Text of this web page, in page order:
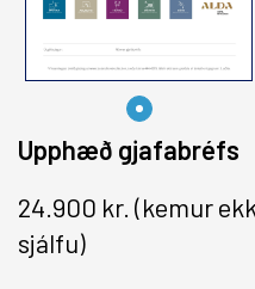
Upphæð gjafabréfs
24.900 kr. (kemur
sjálfu)